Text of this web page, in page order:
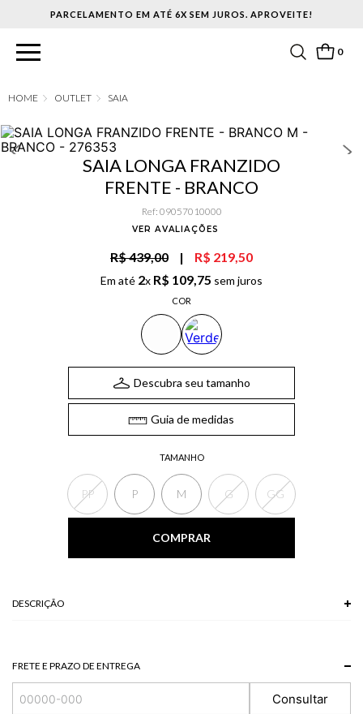
PARCELAMENTO EM ATÉ 6X SEM JUROS. APROVEITE!
0
OUTLET SAIA
SAIA LONGA FRANZIDO
FRENTE - BRANCO
Ref: 09057010000
VER AVALIAÇÕES
R$ 439,00 | R$ 219,50
Em até 2x R$ 109,75 sem juros
COR
TAMANHO
PP P M G GG
Descubra seu tamanho
Guia de medidas
COMPRAR
DESCRIÇÃO
*A tonalidade das cores pode variar de acordo com a sua tela/monitor.
FRETE E PRAZO DE ENTREGA
Consultar